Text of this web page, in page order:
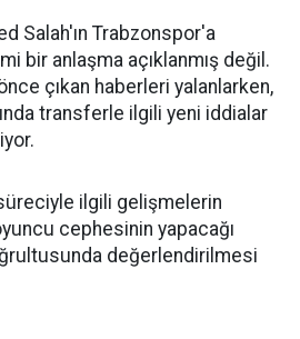
Salah'ın Trabzonspor'a
bir anlaşma açıklanmış değil.
çıkan haberleri yalanlarken,
transferle ilgili yeni iddialar
ilgili gelişmelerin
cephesinin yapacağı
değerlendirilmesi